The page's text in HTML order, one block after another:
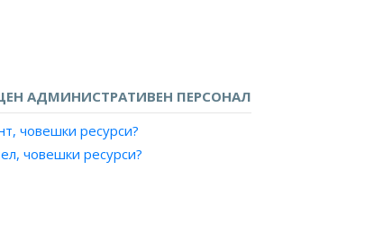
АДМИНИСТРАТИВЕН ПЕРСОНАЛ
човешки ресурси?
човешки ресурси?